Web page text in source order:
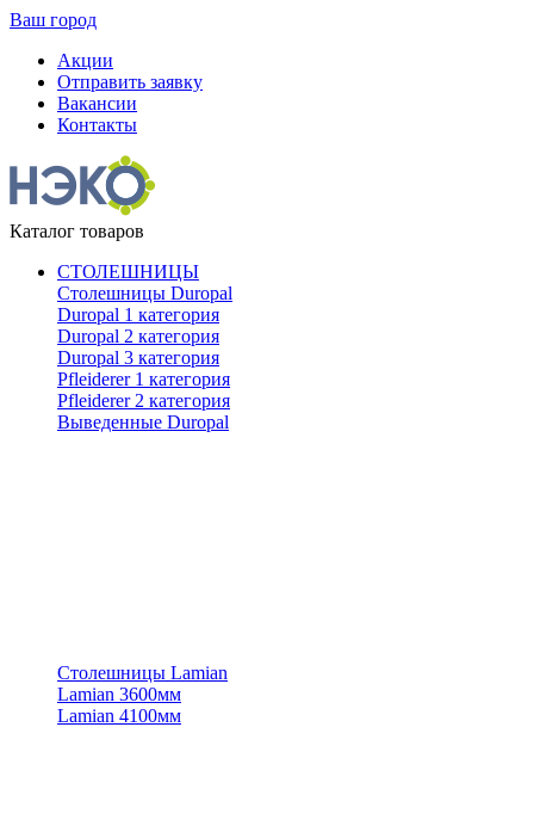
Ваш город
Акции
Отправить заявку
Вакансии
Контакты
Каталог товаров
СТОЛЕШНИЦЫ
Столешницы Duropal
Duropal 1 категория
Duropal 2 категория
Duropal 3 категория
Pfleiderer 1 категория
Pfleiderer 2 категория
Выведенные Duropal
Столешницы Lamian
Lamian 3600мм
Lamian 4100мм